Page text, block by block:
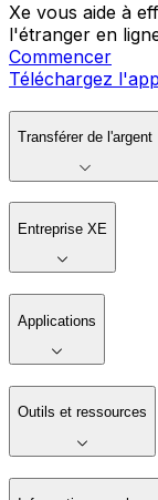
Xe vous aide à
l'étranger en
Commencer
Téléchargez
Transférer de l'argent
Entreprise XE
Applications
Outils et ressources